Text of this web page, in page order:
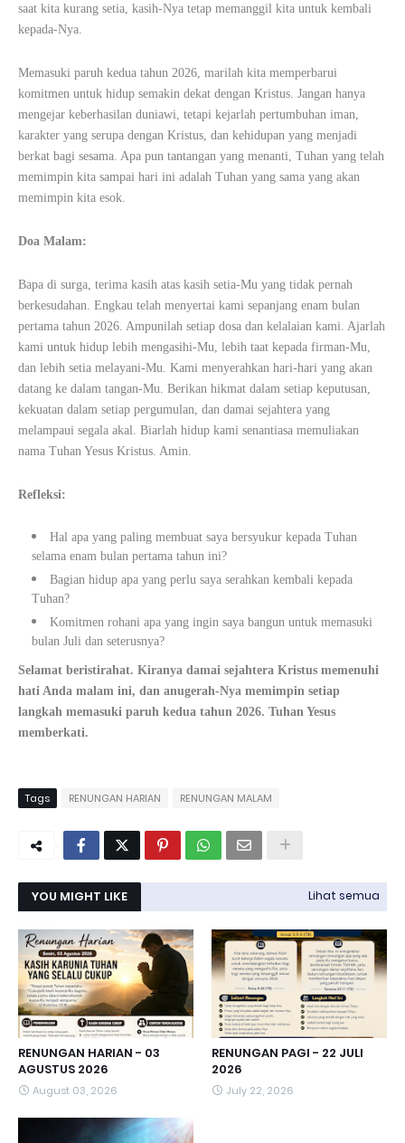
saat kita kurang setia, kasih-Nya tetap memanggil kita untuk kembali
kepada-Nya.
Memasuki paruh kedua tahun 2026, marilah kita memperbarui
komitmen untuk hidup semakin dekat dengan Kristus. Jangan hanya
mengejar keberhasilan duniawi, tetapi kejarlah pertumbuhan iman,
karakter yang serupa dengan Kristus, dan kehidupan yang menjadi
berkat bagi sesama. Apa pun tantangan yang menanti, Tuhan yang telah
memimpin kita sampai hari ini adalah Tuhan yang sama yang akan
memimpin kita esok.
Doa Malam:
Bapa di surga, terima kasih atas kasih setia-Mu yang tidak pernah
berkesudahan. Engkau telah menyertai kami sepanjang enam bulan
pertama tahun 2026. Ampunilah setiap dosa dan kelalaian kami. Ajarlah
kami untuk hidup lebih mengasihi-Mu, lebih taat kepada firman-Mu,
dan lebih setia melayani-Mu. Kami menyerahkan hari-hari yang akan
datang ke dalam tangan-Mu. Berikan hikmat dalam setiap keputusan,
kekuatan dalam setiap pergumulan, dan damai sejahtera yang
melampaui segala akal. Biarlah hidup kami senantiasa memuliakan
nama Tuhan Yesus Kristus. Amin.
Refleksi:
Hal apa yang paling membuat saya bersyukur kepada Tuhan
selama enam bulan pertama tahun ini?
Bagian hidup apa yang perlu saya serahkan kembali kepada
Tuhan?
Komitmen rohani apa yang ingin saya bangun untuk memasuki
bulan Juli dan seterusnya?
Selamat beristirahat. Kiranya damai sejahtera Kristus memenuhi
hati Anda malam ini, dan anugerah-Nya memimpin setiap
langkah memasuki paruh kedua tahun 2026. Tuhan Yesus
memberkati.
Tags RENUNGAN HARIAN RENUNGAN MALAM
YOU MIGHT LIKE Lihat semua
RENUNGAN HARIAN - 03
AGUSTUS 2026
August 03, 2026
RENUNGAN PAGI - 22 JULI
2026
July 22, 2026